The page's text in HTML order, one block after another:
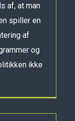
af, at man
spiller en
af
og
ikke